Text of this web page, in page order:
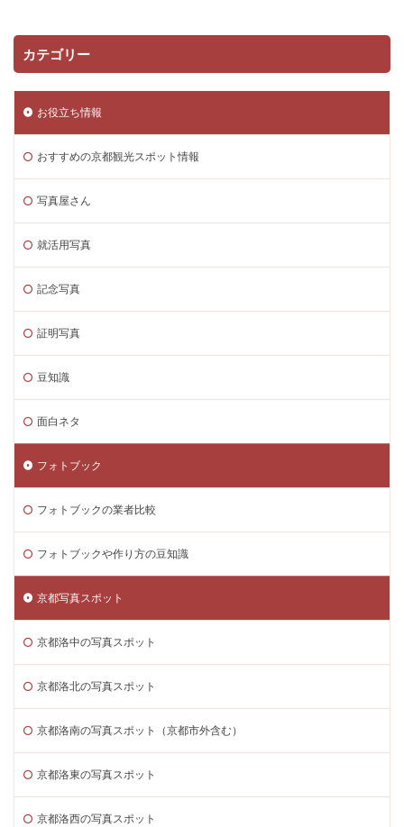
カテゴリー
お役立ち情報
おすすめの京都観光スポット情報
写真屋さん
就活用写真
記念写真
証明写真
豆知識
面白ネタ
フォトブック
フォトブックの業者比較
フォトブックや作り方の豆知識
京都写真スポット
京都洛中の写真スポット
京都洛北の写真スポット
京都洛南の写真スポット（京都市外含む）
京都洛東の写真スポット
京都洛西の写真スポット